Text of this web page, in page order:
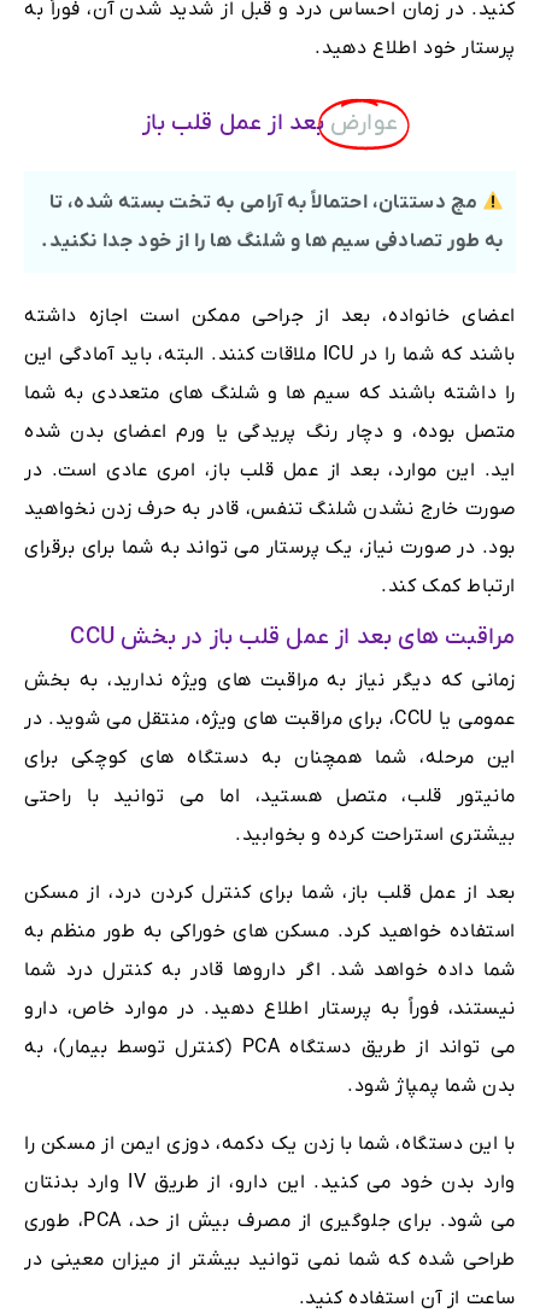
کنید. در زمان احساس درد و قبل از شدید شدن آن، فوراً به
پرستار خود اطلاع دهید.
عوارض بعد از عمل قلب باز
مچ دستتان، احتمالاً به آرامی به تخت بسته شده، تا
به طور تصادفی سیم ها و شلنگ ها را از خود جدا نکنید.
اعضای خانواده، بعد از جراحی ممکن است اجازه داشته
باشند که شما را در ICU ملاقات کنند. البته، باید آمادگی این
را داشته باشند که سیم ها و شلنگ های متعددی به شما
متصل بوده، و دچار رنگ پریدگی یا ورم اعضای بدن شده
اید. این موارد، بعد از عمل قلب باز، امری عادی است. در
صورت خارج نشدن شلنگ تنفس، قادر به حرف زدن نخواهید
بود. در صورت نیاز، یک پرستار می تواند به شما برای برقرای
ارتباط کمک کند.
مراقبت های بعد از عمل قلب باز در بخش CCU
زمانی که دیگر نیاز به مراقبت های ویژه ندارید، به بخش
عمومی یا CCU، برای مراقبت های ویژه، منتقل می شوید. در
این مرحله، شما همچنان به دستگاه های کوچکی برای
مانیتور قلب، متصل هستید، اما می توانید با راحتی
بیشتری استراحت کرده و بخوابید.
بعد از عمل قلب باز، شما برای کنترل کردن درد، از مسکن
استفاده خواهید کرد. مسکن های خوراکی به طور منظم به
شما داده خواهد شد. اگر داروها قادر به کنترل درد شما
نیستند، فوراً به پرستار اطلاع دهید. در موارد خاص، دارو
می تواند از طریق دستگاه PCA (کنترل توسط بیمار)، به
بدن شما پمپاژ شود.
با این دستگاه، شما با زدن یک دکمه، دوزی ایمن از مسکن را
وارد بدن خود می کنید. این دارو، از طریق IV وارد بدنتان
می شود. برای جلوگیری از مصرف بیش از حد، PCA، طوری
طراحی شده که شما نمی توانید بیشتر از میزان معینی در
ساعت از آن استفاده کنید.